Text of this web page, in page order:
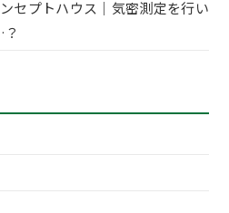
セプトハウス｜気密測定を行い